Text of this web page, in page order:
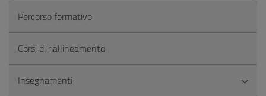
Percorso formativo
Corsi di riallineamento
Insegnamenti